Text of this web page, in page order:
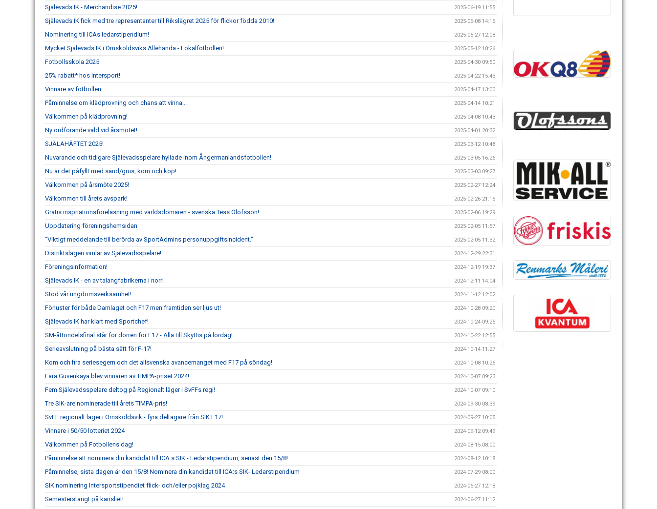
Själevads IK - Merchandise 2025! 2025-06-19 11:55
Själevads IK fick med tre representanter till Rikslägret 2025 för flickor födda 2010! 2025-06-08 14:16
Nominering till ICAs ledarstipendium! 2025-05-27 12:08
Mycket Själevads IK i Örnsköldsviks Allehanda - Lokalfotbollen! 2025-05-12 18:26
Fotbollsskola 2025 2025-04-30 09:50
25% rabatt* hos Intersport! 2025-04-22 15:43
Vinnare av fotbollen... 2025-04-17 13:00
Påminnelse om klädprovning och chans att vinna... 2025-04-14 10:21
Välkommen på klädprovning! 2025-04-08 10:43
Ny ordförande vald vid årsmötet! 2025-04-01 20:32
SJÄLAHÄFTET 2025! 2025-03-12 10:48
Nuvarande och tidigare Själevadsspelare hyllade inom Ångermanlandsfotbollen! 2025-03-05 16:26
Nu är det påfyllt med sand/grus, kom och köp! 2025-03-03 09:27
Välkommen på årsmöte 2025! 2025-02-27 12:24
Välkommen till årets avspark! 2025-02-26 21:15
Gratis inspriationsföreläsning med världsdomaren - svenska Tess Olofsson! 2025-02-06 19:29
Uppdatering föreningshemsidan 2025-02-05 11:57
“Viktigt meddelande till berörda av SportAdmins personuppgiftsincident." 2025-02-05 11:32
Distriktslagen vimlar av Själevadsspelare! 2024-12-29 22:31
Föreningsinformation! 2024-12-19 19:37
Själevads IK - en av talangfabrikerna i norr! 2024-12-11 14:04
Stöd vår ungdomsverksamhet! 2024-11-12 12:02
Förluster för både Damlaget och F17 men framtiden ser ljus ut! 2024-10-28 09:20
Själevads IK har klart med Sportchef! 2024-10-24 09:25
SM-åttondelsfinal står för dörren för F17 - Alla till Skyttis på lördag! 2024-10-22 12:55
Serieavslutning på bästa sätt för F-17! 2024-10-14 11:27
Kom och fira seriesegern och det allsvenska avancemanget med F17 på söndag! 2024-10-08 10:26
Lara Güvenkaya blev vinnaren av TIMPA-priset 2024! 2024-10-07 09:23
Fem Själevadsspelare deltog på Regionalt läger i SvFFs regi! 2024-10-07 09:10
Tre SIK-are nominerade till årets TIMPA-pris! 2024-09-30 08:39
SvFF regionalt läger i Örnsköldsvik - fyra deltagare från SIK F17! 2024-09-27 10:05
Vinnare i 50/50 lotteriet 2024 2024-09-12 09:49
Välkommen på Fotbollens dag! 2024-08-15 08:00
Påminnelse att nominera din kandidat till ICA:s SIK - Ledarstipendium, senast den 15/8! 2024-08-12 10:18
Påminnelse, sista dagen är den 15/8! Nominera din kandidat till ICA:s SIK- Ledarstipendium 2024-07-29 08:00
SIK nominering Intersportstipendiet flick- och/eller pojklag 2024 2024-06-27 12:18
Semesterstängt på kansliet! 2024-06-27 11:12